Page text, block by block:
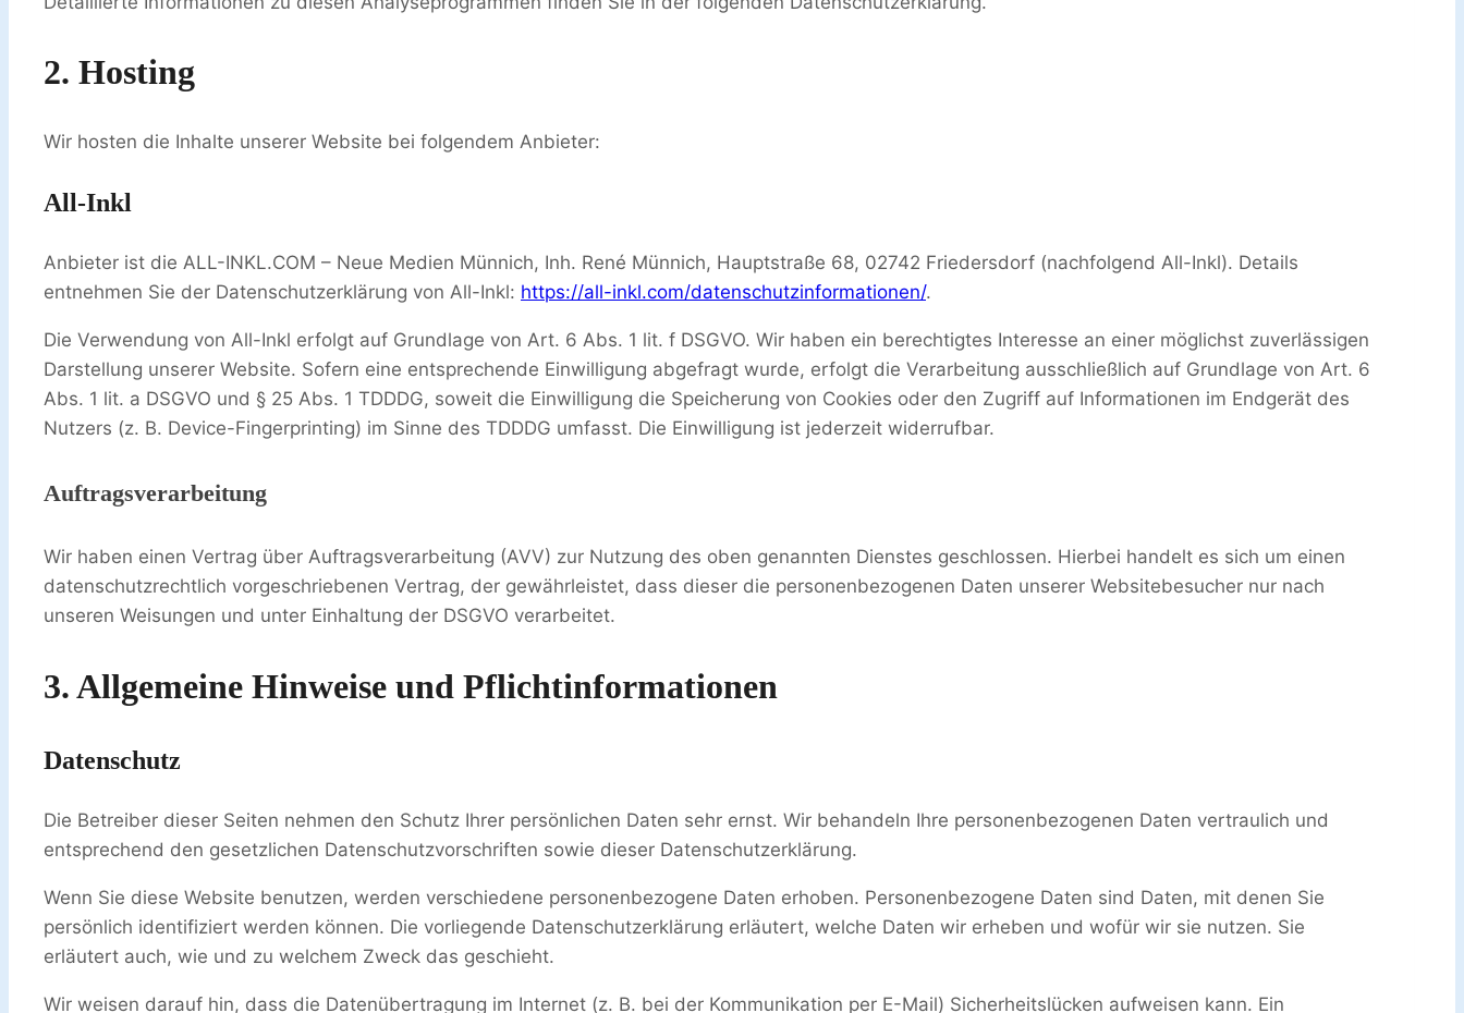
2. Hosting
Wir hosten die Inhalte unserer Website bei folgendem Anbieter:
All-Inkl
Anbieter ist die ALL-INKL.COM – Neue Medien Münnich, Inh. René Münnich, Hauptstraße 68, 02742 Friedersdorf (nachfolgend All-Inkl). Details
entnehmen Sie der Datenschutzerklärung von All-Inkl: https://all-inkl.com/datenschutzinformationen/.
Die Verwendung von All-Inkl erfolgt auf Grundlage von Art. 6 Abs. 1 lit. f DSGVO. Wir haben ein berechtigtes Interesse an einer möglichst zuverlässigen
Darstellung unserer Website. Sofern eine entsprechende Einwilligung abgefragt wurde, erfolgt die Verarbeitung ausschließlich auf Grundlage von Art. 6
Abs. 1 lit. a DSGVO und § 25 Abs. 1 TDDDG, soweit die Einwilligung die Speicherung von Cookies oder den Zugriff auf Informationen im Endgerät des
Nutzers (z. B. Device-Fingerprinting) im Sinne des TDDDG umfasst. Die Einwilligung ist jederzeit widerrufbar.
Auftragsverarbeitung
Wir haben einen Vertrag über Auftragsverarbeitung (AVV) zur Nutzung des oben genannten Dienstes geschlossen. Hierbei handelt es sich um einen
datenschutzrechtlich vorgeschriebenen Vertrag, der gewährleistet, dass dieser die personenbezogenen Daten unserer Websitebesucher nur nach
unseren Weisungen und unter Einhaltung der DSGVO verarbeitet.
3. Allgemeine Hinweise und Pflicht­informationen
Datenschutz
Die Betreiber dieser Seiten nehmen den Schutz Ihrer persönlichen Daten sehr ernst. Wir behandeln Ihre personenbezogenen Daten vertraulich und
entsprechend den gesetzlichen Datenschutzvorschriften sowie dieser Datenschutzerklärung.
Wenn Sie diese Website benutzen, werden verschiedene personenbezogene Daten erhoben. Personenbezogene Daten sind Daten, mit denen Sie
persönlich identifiziert werden können. Die vorliegende Datenschutzerklärung erläutert, welche Daten wir erheben und wofür wir sie nutzen. Sie
erläutert auch, wie und zu welchem Zweck das geschieht.
Wir weisen darauf hin, dass die Datenübertragung im Internet (z. B. bei der Kommunikation per E-Mail) Sicherheitslücken aufweisen kann. Ein